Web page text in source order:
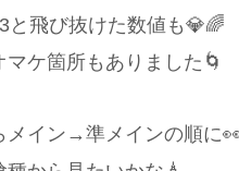
と飛び抜けた数値も💎🌈
ケ箇所もありました🌀
メイン→準メインの順に